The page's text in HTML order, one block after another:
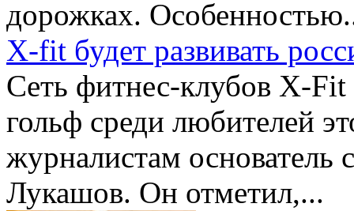
дорожках.
X-fit будет развивать
Сеть фитнес-клубов X-Fit
гольф среди любителей
журналистам основатель
Лукашов. Он отметил,...